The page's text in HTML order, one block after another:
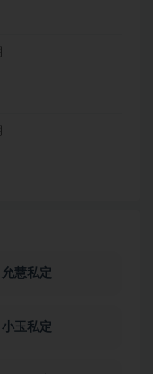
允慧私定
小玉私定